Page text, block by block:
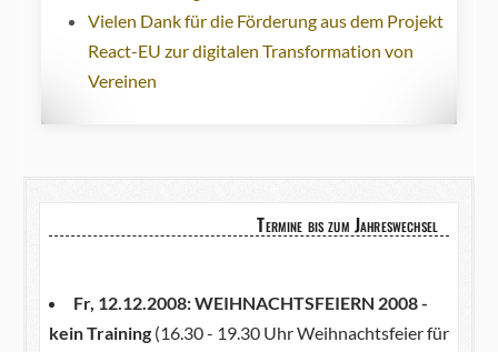
Vielen Dank für die Förderung aus dem Projekt
React-EU zur digitalen Transformation von
Vereinen
Termine bis zum Jahreswechsel
Fr, 12.12.2008:WEIHNACHTSFEIERN 2008 -
kein Training (16.30 - 19.30 Uhr Weihnachtsfeier für